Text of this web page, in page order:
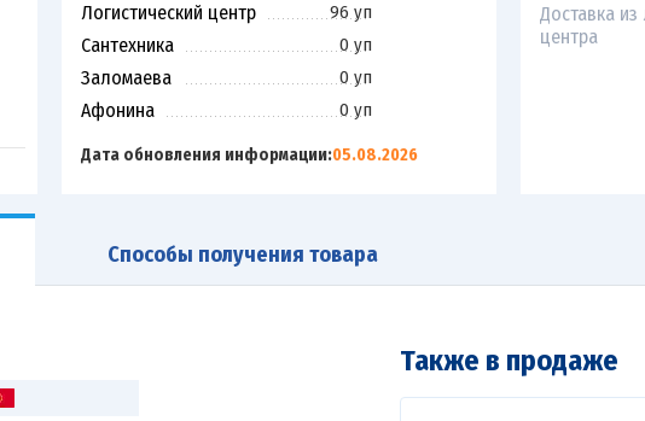
Логистический центр 96 уп
Сантехника 0 уп
Заломаева 0 уп
Афонина 0 уп
Дата обновления информации:05.08.2026
Доставка из
центра
Способы получения товара
Также в продаже